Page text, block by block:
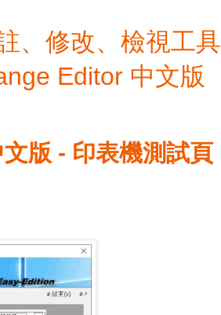
、修改、檢視工具
Editor 中文版
版 - 印表機測試頁